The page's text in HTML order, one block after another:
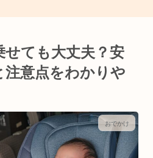
せても大丈夫？安
注意点をわかりや
おでかけ